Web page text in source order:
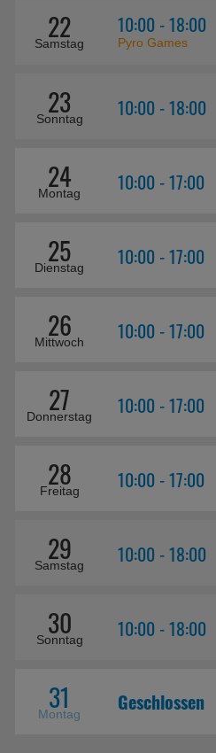
22
Samstag
10:00 - 18:00
Pyro Games
23
Sonntag 10:00 - 18:00
24
Montag 10:00 - 17:00
25
Dienstag 10:00 - 17:00
26
Mittwoch 10:00 - 17:00
27
Donnerstag 10:00 - 17:00
28
Freitag 10:00 - 17:00
29
Samstag 10:00 - 18:00
30
Sonntag 10:00 - 18:00
31
Montag Geschlossen